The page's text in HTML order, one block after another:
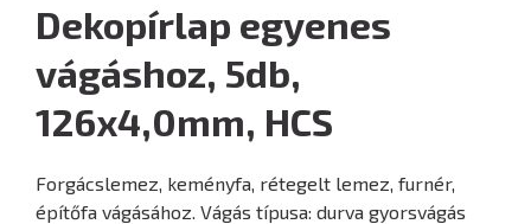
Dekopírlap egyenes
vágáshoz, 5db,
126x4,0mm, HCS
Forgácslemez, keményfa, rétegelt lemez, furnér,
építőfa vágásához. Vágás típusa: durva gyorsvágás